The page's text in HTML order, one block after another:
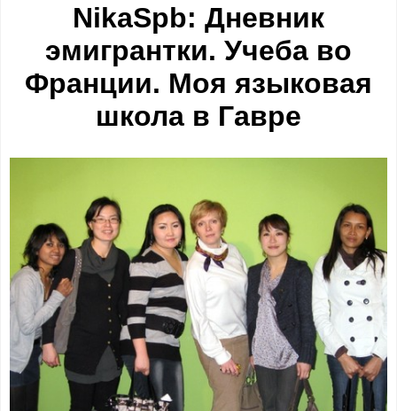
NikaSpb: Дневник
эмигрантки. Учеба во
Франции. Моя языковая
школа в Гавре